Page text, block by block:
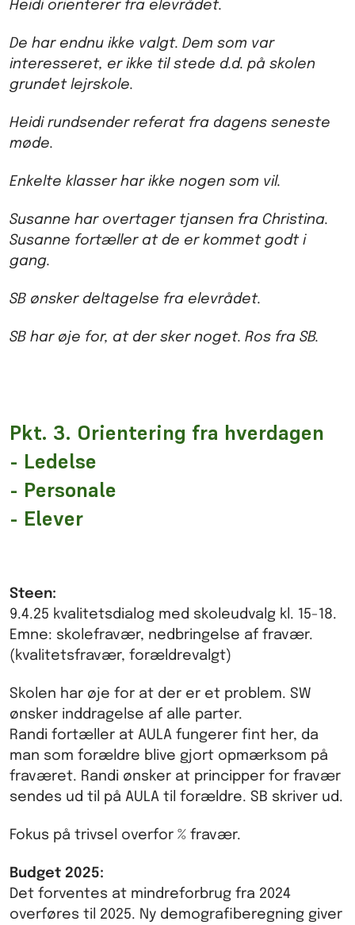
Heidi orienterer fra elevrådet.
De har endnu ikke valgt. Dem som var
interesseret, er ikke til stede d.d. på skolen
grundet lejrskole.
Heidi rundsender referat fra dagens seneste
møde.
Enkelte klasser har ikke nogen som vil.
Susanne har overtager tjansen fra Christina.
Susanne fortæller at de er kommet godt i
gang.
SB ønsker deltagelse fra elevrådet.
SB har øje for, at der sker noget. Ros fra SB.
Pkt. 3. Orientering fra hverdagen
- Ledelse
- Personale
- Elever
Steen:
9.4.25 kvalitetsdialog med skoleudvalg kl. 15-18.
Emne: skolefravær, nedbringelse af fravær.
(kvalitetsfravær, forældrevalgt)
Skolen har øje for at der er et problem. SW
ønsker inddragelse af alle parter.
Randi fortæller at AULA fungerer fint her, da
man som forældre blive gjort opmærksom på
fraværet. Randi ønsker at principper for fravær
sendes ud til på AULA til forældre. SB skriver ud.
Fokus på trivsel overfor % fravær.
Budget 2025:
Det forventes at mindreforbrug fra 2024
overføres til 2025. Ny demografiberegning giver